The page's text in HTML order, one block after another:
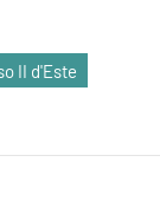
II d'Este